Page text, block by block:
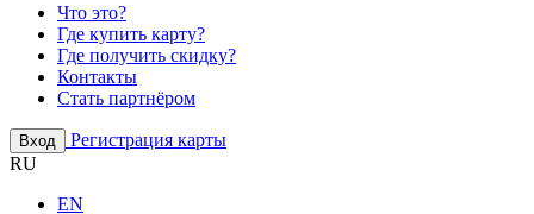
Что это?
Где купить карту?
Где получить скидку?
Контакты
Стать партнёром
Вход
Регистрация карты
RU
EN